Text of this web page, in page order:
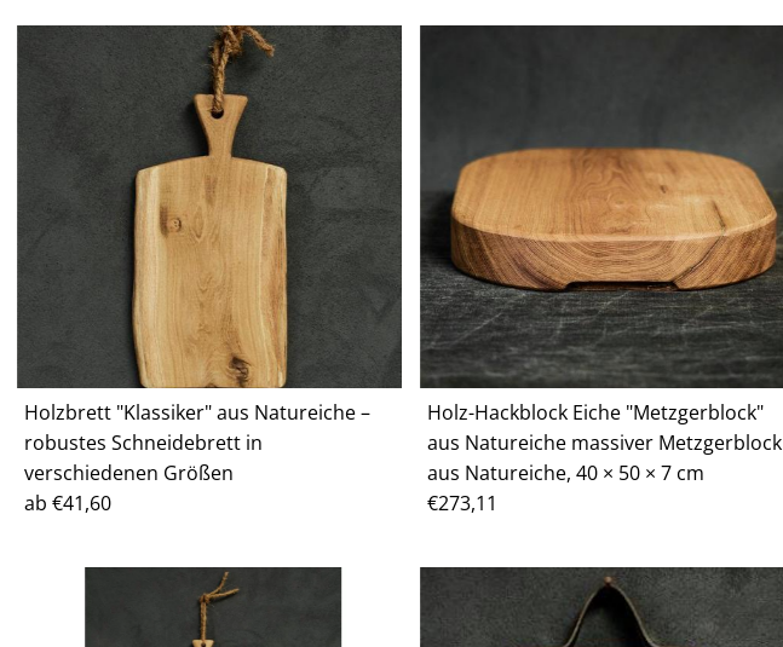
Holzbrett "Klassiker" aus Natureiche –
robustes Schneidebrett in
verschiedenen Größen
Regulärer
ab €41,60
Holz-Hackblock Eiche "Metzgerblock"
aus Natureiche massiver Metzgerblock
aus Natureiche, 40 × 50 × 7 cm
Regulärer
€273,11